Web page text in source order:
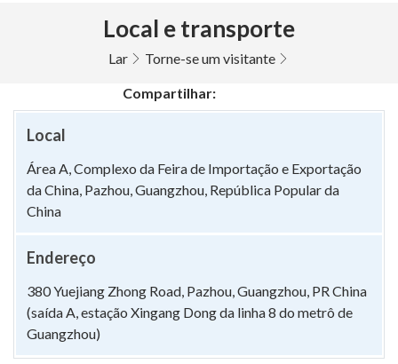
Local e transporte
Lar Torne-se um visitante
Compartilhar:
Local
Área A, Complexo da Feira de Importação e Exportação
da China, Pazhou, Guangzhou, República Popular da
China
Endereço
380 Yuejiang Zhong Road, Pazhou, Guangzhou, PR China
(saída A, estação Xingang Dong da linha 8 do metrô de
Guangzhou)